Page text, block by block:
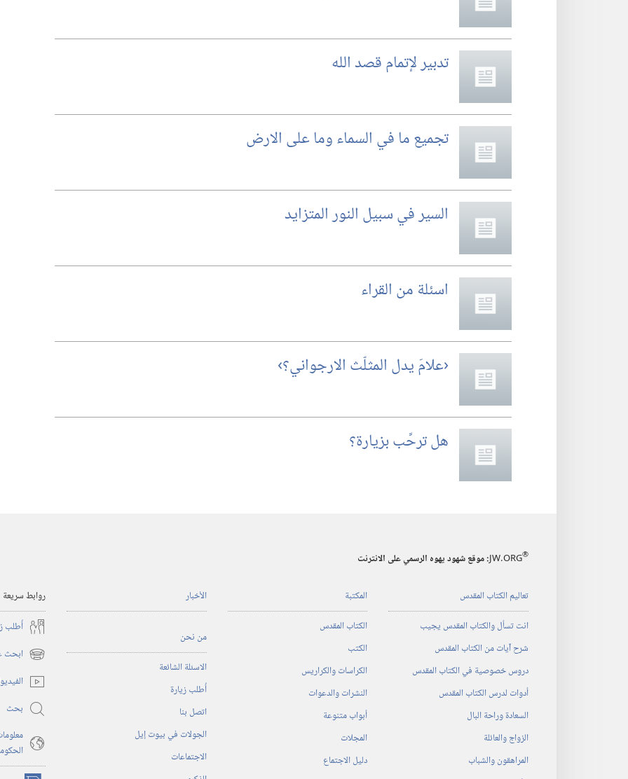
تدبير لإتمام قصد الله
تجميع ما في السماء وما على الارض
السير في سبيل النور المتزايد
اسئلة من القراء
‏‹علامَ يدل المثلّث الارجواني؟‏›‏
هل ترحِّب بزيارة؟‏
JW.ORG® :‏ موقع شهود يهوه الرسمي على الانترنت
تعاليم الكتاب المقدس
انت تسأل والكتاب المقدس يجيب
شرح آيات من الكتاب المقدس
دروس خصوصية في الكتاب المقدس
أدوات لدرس الكتاب المقدس
السعادة وراحة البال
الزواج والعائلة
المراهقون والشباب
المكتبة
الكتاب المقدس
الكتب
الكراسات والكراريس
النشرات والدعوات
أبواب متنوعة
المجلات
دليل الاجتماع
الأخبار
من نحن
الاسئلة الشائعة
أُطلب زيارة
اتصل بنا
الجولات في بيوت إيل
الاجتماعات
روابط سريعة
أُطلب
ابحث (يفتح
نافذة
جديدة)
بحث